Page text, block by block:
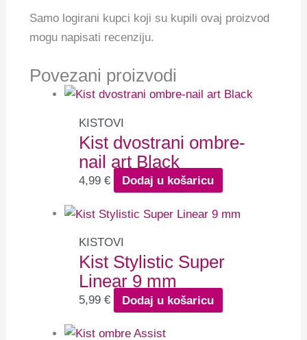
Samo logirani kupci koji su kupili ovaj proizvod
mogu napisati recenziju.
Povezani proizvodi
KISTOVI
Kist dvostrani ombre-
nail art Black
4,99 € Dodaj u košaricu
KISTOVI
Kist Stylistic Super
Linear 9 mm
5,99 € Dodaj u košaricu